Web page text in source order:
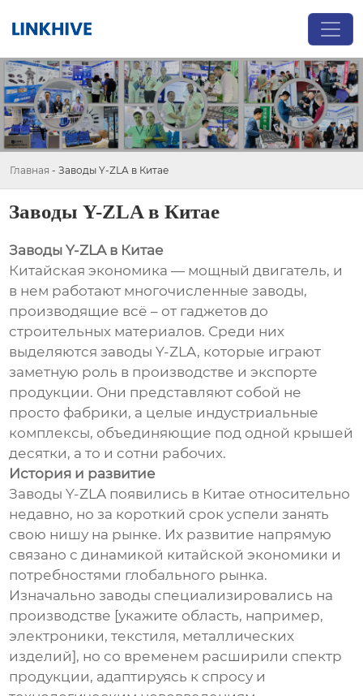
Главная - Заводы Y-ZLA в Китае
Заводы Y-ZLA в Китае
Заводы Y-ZLA в Китае
Китайская экономика — мощный двигатель, и
в нем работают многочисленные заводы,
производящие всё – от гаджетов до
строительных материалов. Среди них
выделяются заводы Y-ZLA, которые играют
заметную роль в производстве и экспорте
продукции. Они представляют собой не
просто фабрики, а целые индустриальные
комплексы, объединяющие под одной крышей
десятки, а то и сотни рабочих.
История и развитие
Заводы Y-ZLA появились в Китае относительно
недавно, но за короткий срок успели занять
свою нишу на рынке. Их развитие напрямую
связано с динамикой китайской экономики и
потребностями глобального рынка.
Изначально заводы специализировались на
производстве [укажите область, например,
электроники, текстиля, металлических
изделий], но со временем расширили спектр
продукции, адаптируясь к спросу и